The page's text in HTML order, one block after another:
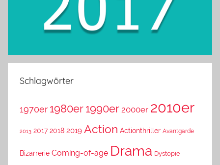
Schlagwörter
1970er 1980er 1990er 2000er 2010er
2013 2017 2018 2019 Action Actionthriller Avantgarde
Bizarrerie Coming-of-age Drama Dystopie